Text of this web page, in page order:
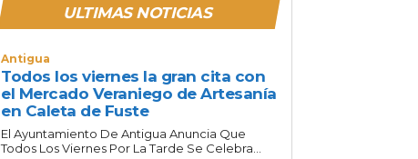
ULTIMAS NOTICIAS
Antigua
Todos los viernes la gran cita con
el Mercado Veraniego de Artesanía
en Caleta de Fuste
El Ayuntamiento De Antigua Anuncia Que
Todos Los Viernes Por La Tarde Se Celebra...